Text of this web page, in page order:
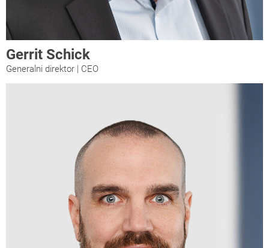
Gerrit Schick
Generalni direktor | CEO